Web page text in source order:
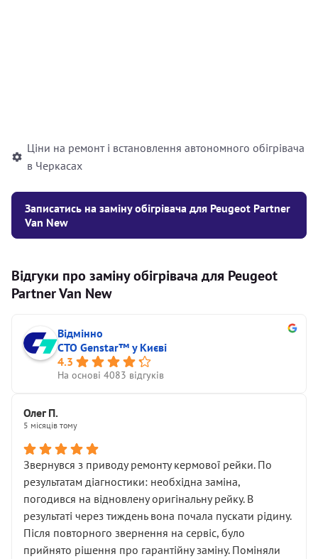
Ціни на ремонт і встановлення автономного обігрівача
в Черкасах
Записатись на заміну обігрівача для Peugeot Partner
Van New
Відгуки про заміну обігрівача для Peugeot
Partner Van New
Відмінно
СТО Genstar™ у Києві
4.3
На основі 4083 відгуків
Олег П.
5 місяців тому
Звернувся з приводу ремонту кермової рейки. По
результатам діагностики: необхідна заміна,
погодився на відновлену оригінальну рейку. В
результаті через тиждень вона почала пускати рідину.
Після повторного звернення на сервіс, було
прийнято рішення про гарантійну заміну. Поміняли